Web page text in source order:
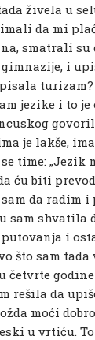
živela u
da mi
smatrali
i
jezike i to
je lakše,
time:
ću biti
da radim
sam shvatila
i
što sam
četvrte
rešila da
moći
u vrtiću.